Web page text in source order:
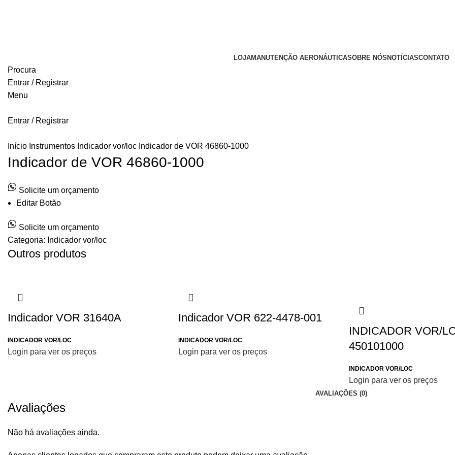
LOJAMANUTENÇÃO AERONÁUTICASOBRE NÓS NOTÍCIASCONTATO
Procura
Entrar / Registrar
Menu
Entrar / Registrar
Início Instrumentos Indicador vor/loc Indicador de VOR 46860-1000
Indicador de VOR 46860-1000
Solicite um orçamento
Editar Botão
Solicite um orçamento
Categoria: Indicador vor/loc
Outros produtos
Indicador VOR 31640A
INDICADOR VOR/LOC
Login para ver os preços
Indicador VOR 622-4478-001
INDICADOR VOR/LOC
Login para ver os preços
INDICADOR VOR/
450101000
INDICADOR VOR/LOC
Login para ver os preços
AVALIAÇÕES (0)
Avaliações
Não há avaliações ainda.